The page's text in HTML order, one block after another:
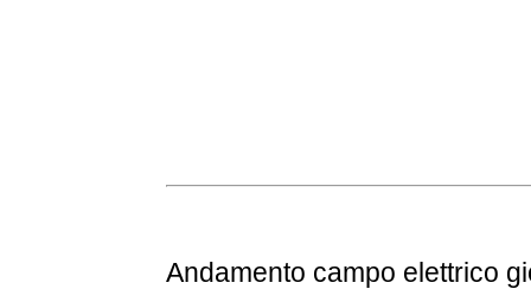
Andamento campo elettrico